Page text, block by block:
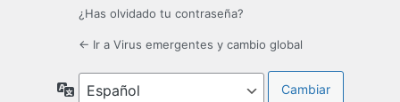
¿Has olvidado tu contraseña?
← Ir a Virus emergentes y cambio global
Idioma